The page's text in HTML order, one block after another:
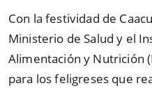
Con la festividad de
Ministerio de Salud y el
Alimentación y Nutrición
para los feligreses que